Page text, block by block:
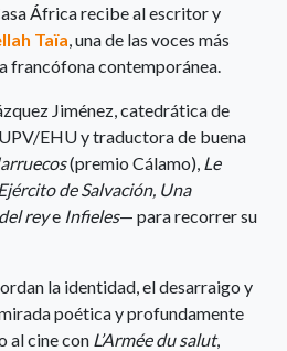
África recibe al escritor y
Taïa, una de las voces más
francófona contemporánea.
Jiménez, catedrática de
EHU y traductora de buena
(premio Cálamo), Le
de Salvación, Una
reye Infieles— para recorrer su
la identidad, el desarraigo y
poética y profundamente
al cine con L’Armée du salut,